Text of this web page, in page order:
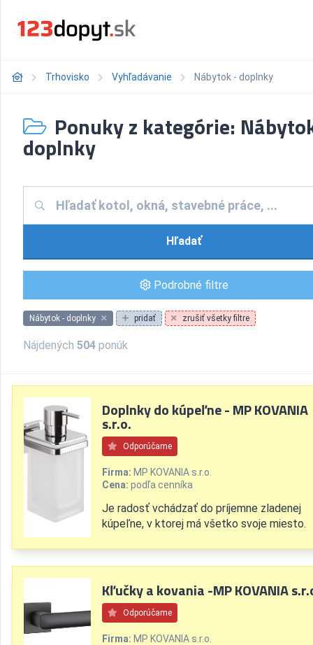
Trhovisko Vyhľadávanie Nábytok - doplnky
Ponuky z kategórie:
doplnky
Hľadať
Podrobné filtre
Nábytok - doplnky pridať zrušiť všetky filtre
Nájdených 504 ponúk
Doplnky do kúpeľne - MP KOVANIA
s.r.o.
Odporúčame
Firma: MP KOVANIA s.r.o.
Cena: podľa cenníka
Je radosť vchádzať do príjemne zladenej
kúpeľne, v ktorej má všetko svoje miesto.
Kľučky a kovania -MP KOVANIA
Odporúčame
Firma: MP KOVANIA s.r.o.